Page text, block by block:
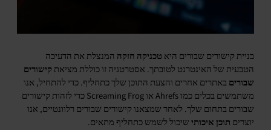
בניית קישורים שבורים היא טכניקה חזקה המנצלת את הדעיכה
הטבעית של האינטרנט לטובתך. אסטרטגיה זו כוללת מציאתקישורים
שבוריםבאתרים אחרים והצעת התוכן שלך כתחליף. כדי להתחיל, אנו
משתמשים בכלים כמו Ahrefs או Screaming Frog כדי לזהות קישורים
שבורים בתחום שלך. לאחר שמצאנו קישורים שבורים רלוונטיים, אנו
יוצרים תוכן איכותישיכול לשמש כתחליף מתאים.